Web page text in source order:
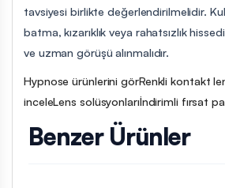
tavsiyesi birlikte değerlendirilmelidir.
batma, kızarıklık veya rahatsızlık
ve uzman görüşü alınmalıdır.
Hypnose ürünlerini görRenkli kontakt
inceleLens solüsyonlarıİndirimli fırsat
Benzer Ürünler